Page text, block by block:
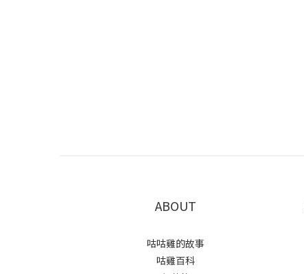
ABOUT
咕咕雞的故事
咕雞百科